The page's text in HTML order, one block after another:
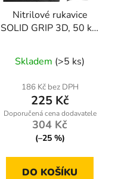
Nitrilové rukavice
SOLID GRIP 3D, 50 ks,
Geko
Skladem (>5 ks)
186 Kč bez DPH
225 Kč
304 Kč
(–25 %)
DO KOŠÍKU